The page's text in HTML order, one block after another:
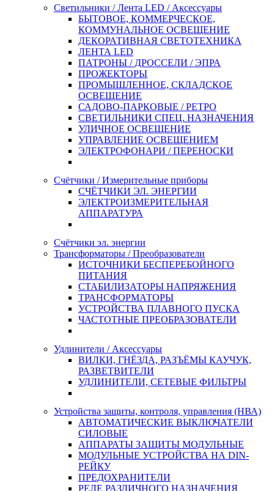
Светильники / Лента LED / Аксессуары
БЫТОВОЕ, КОММЕРЧЕСКОЕ,
КОММУНАЛЬНОЕ ОСВЕЩЕНИЕ
ДЕКОРАТИВНАЯ СВЕТОТЕХНИКА
ЛЕНТА LED
ПАТРОНЫ / ДРОССЕЛИ / ЭПРА
ПРОЖЕКТОРЫ
ПРОМЫШЛЕННОЕ, СКЛАДСКОЕ
ОСВЕЩЕНИЕ
САДОВО-ПАРКОВЫЕ / РЕТРО
СВЕТИЛЬНИКИ СПЕЦ. НАЗНАЧЕНИЯ
УЛИЧНОЕ ОСВЕЩЕНИЕ
УПРАВЛЕНИЕ ОСВЕЩЕНИЕМ
ЭЛЕКТРОФОНАРИ / ПЕРЕНОСКИ
Счётчики / Измерительные приборы
СЧЁТЧИКИ ЭЛ. ЭНЕРГИИ
ЭЛЕКТРОИЗМЕРИТЕЛЬНАЯ
АППАРАТУРА
Счётчики эл. энергии
Трансформаторы / Преобразователи
ИСТОЧНИКИ БЕСПЕРЕБОЙНОГО
ПИТАНИЯ
СТАБИЛИЗАТОРЫ НАПРЯЖЕНИЯ
ТРАНСФОРМАТОРЫ
УСТРОЙСТВА ПЛАВНОГО ПУСКА
ЧАСТОТНЫЕ ПРЕОБРАЗОВАТЕЛИ
Удлинители / Аксессуары
ВИЛКИ, ГНЁЗДА, РАЗЪЁМЫ КАУЧУК,
РАЗВЕТВИТЕЛИ
УДЛИНИТЕЛИ, СЕТЕВЫЕ ФИЛЬТРЫ
Устройства защиты, контроля, управления (НВА)
АВТОМАТИЧЕСКИЕ ВЫКЛЮЧАТЕЛИ
СИЛОВЫЕ
АППАРАТЫ ЗАЩИТЫ МОДУЛЬНЫЕ
МОДУЛЬНЫЕ УСТРОЙСТВА НА DIN-
РЕЙКУ
ПРЕДОХРАНИТЕЛИ
РЕЛЕ РАЗЛИЧНОГО НАЗНАЧЕНИЯ